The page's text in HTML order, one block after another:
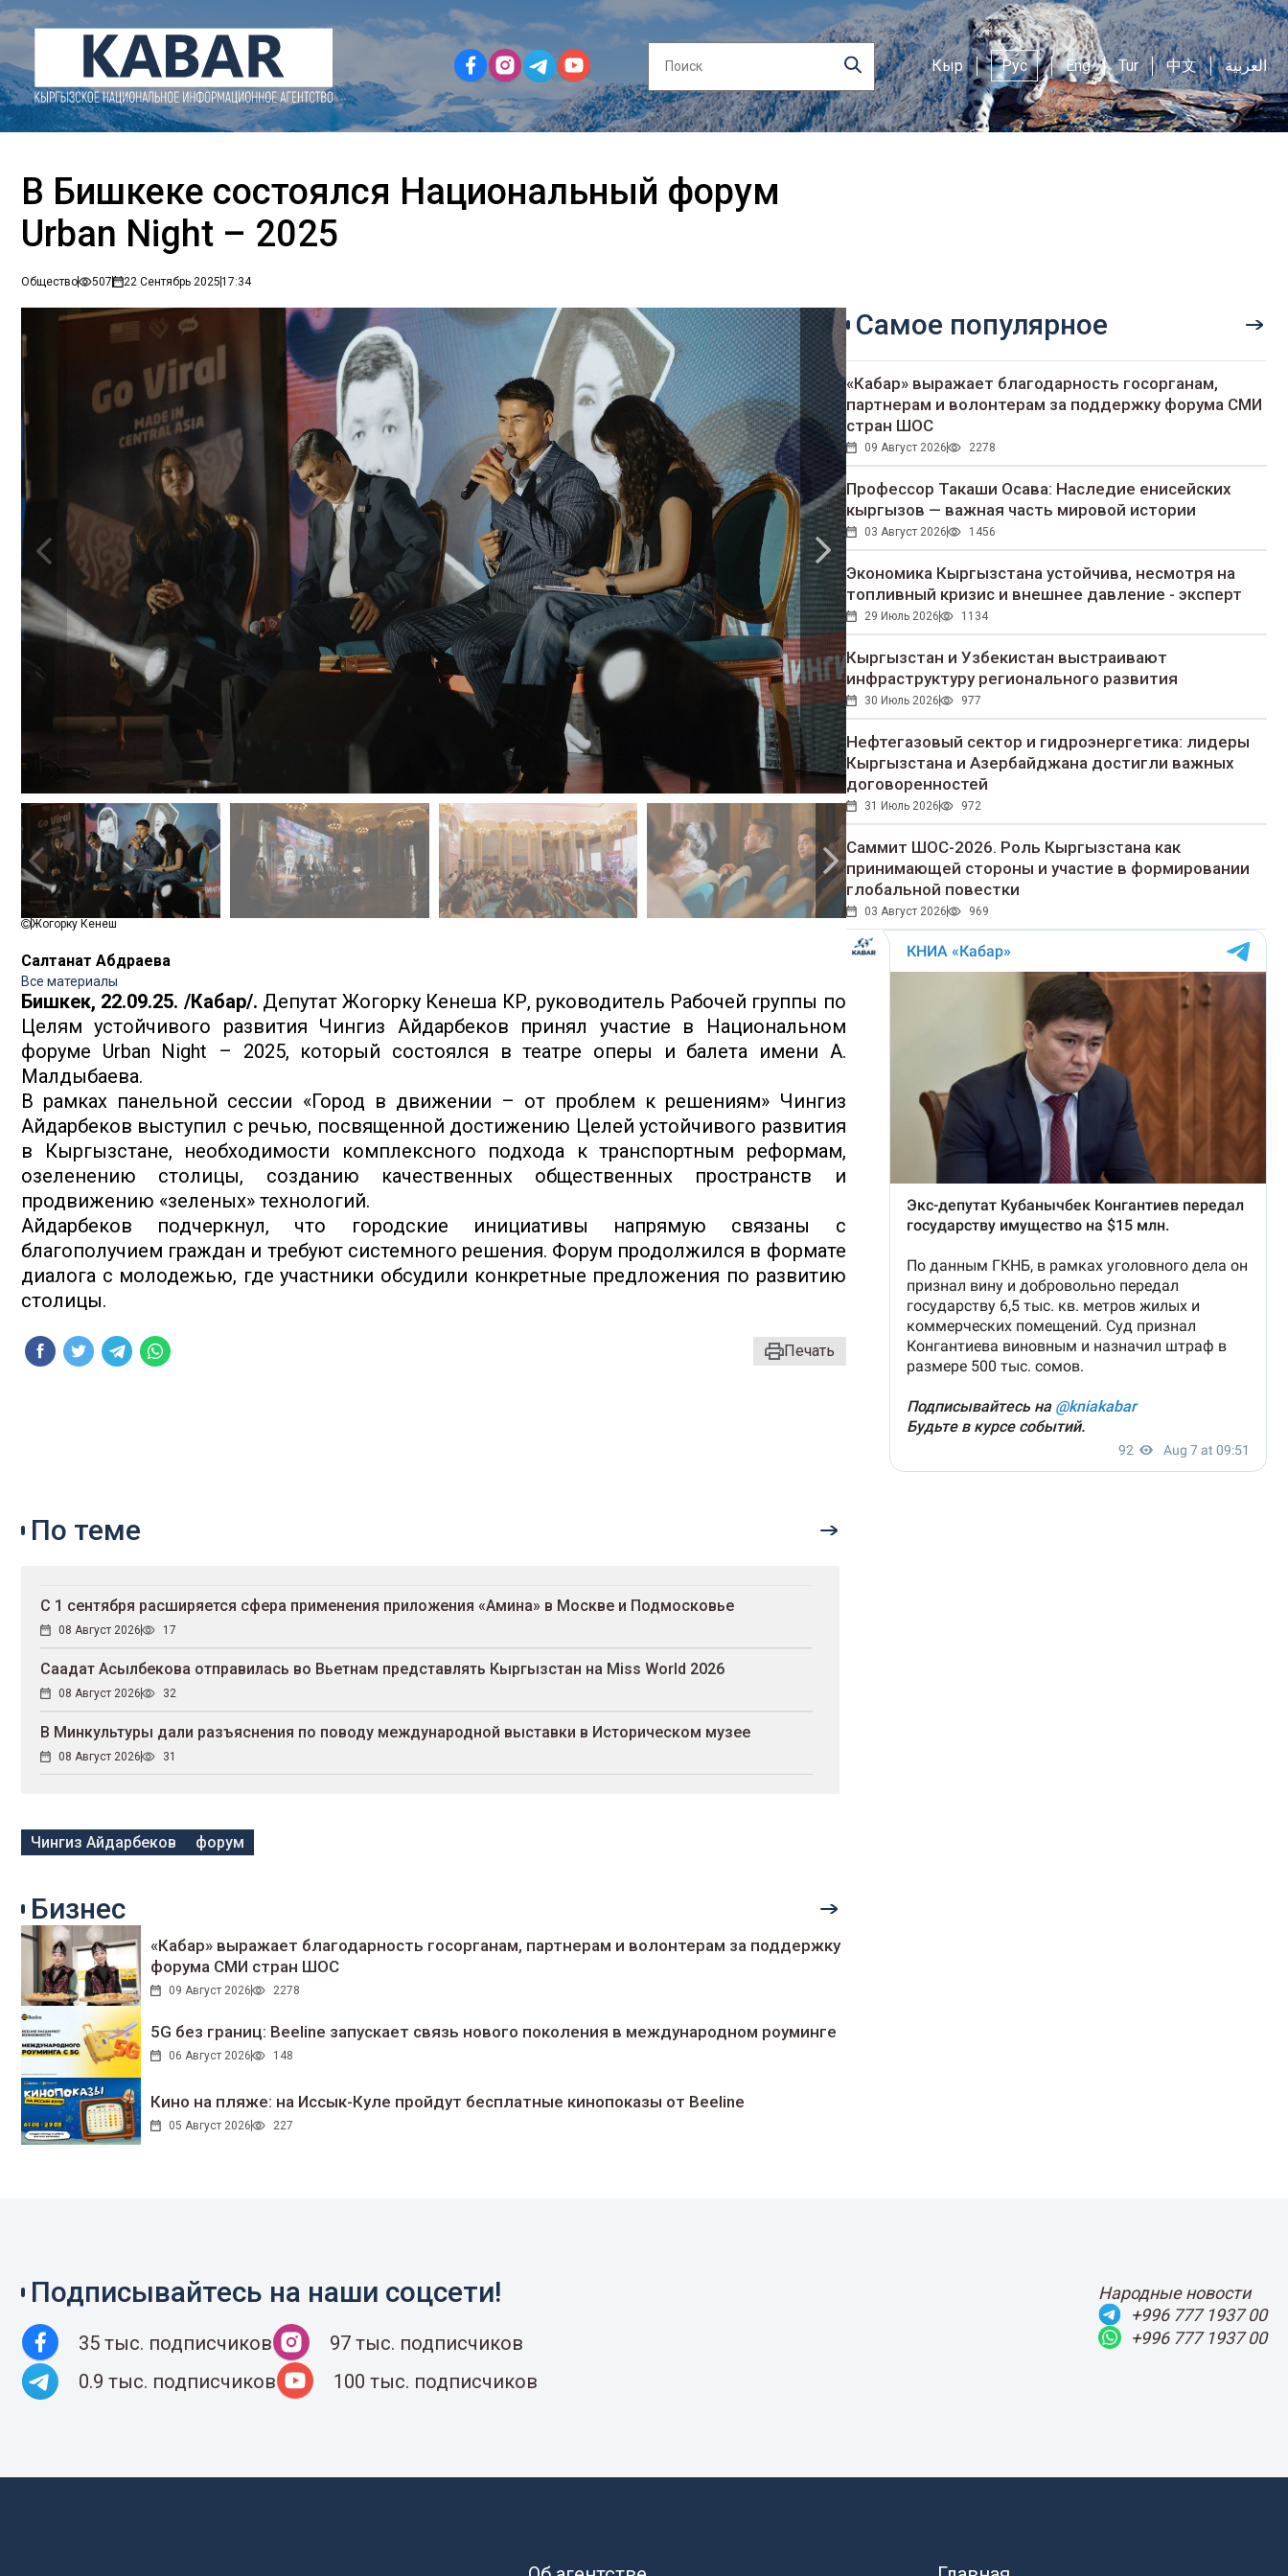
Кыр Рус Eng Tur 中文 العربية
В Бишкеке состоялся Национальный форум
Urban Night – 2025
Общество 507 22 Сентябрь 202517:34
Жогорку Кенеш
Салтанат Абдраева
Все материалы
Бишкек, 22.09.25. /Кабар/. Депутат Жогорку Кенеша КР, руководитель Рабочей группы по
Целям устойчивого развития Чингиз Айдарбеков принял участие в Национальном
форуме Urban Night – 2025, который состоялся в театре оперы и балета имени А.
Малдыбаева.
В рамках панельной сессии «Город в движении – от проблем к решениям» Чингиз
Айдарбеков выступил с речью, посвященной достижению Целей устойчивого развития
в Кыргызстане, необходимости комплексного подхода к транспортным реформам,
озеленению столицы, созданию качественных общественных пространств и
продвижению «зеленых» технологий.
Айдарбеков подчеркнул, что городские инициативы напрямую связаны с
благополучием граждан и требуют системного решения. Форум продолжился в формате
диалога с молодежью, где участники обсудили конкретные предложения по развитию
столицы.
Печать
Самое популярное
«Кабар» выражает благодарность госорганам,
партнерам и волонтерам за поддержку форума СМИ
стран ШОС
09 Август 2026 2278
Профессор Такаши Осава: Наследие енисейских
кыргызов — важная часть мировой истории
03 Август 2026 1456
Экономика Кыргызстана устойчива, несмотря на
топливный кризис и внешнее давление - эксперт
29 Июль 2026 1134
Кыргызстан и Узбекистан выстраивают
инфраструктуру регионального развития
30 Июль 2026 977
Нефтегазовый сектор и гидроэнергетика: лидеры
Кыргызстана и Азербайджана достигли важных
договоренностей
31 Июль 2026 972
Саммит ШОС-2026. Роль Кыргызстана как
принимающей стороны и участие в формировании
глобальной повестки
03 Август 2026 969
По теме
С 1 сентября расширяется сфера применения приложения «Амина» в Москве и Подмосковье
08 Август 2026 17
Саадат Асылбекова отправилась во Вьетнам представлять Кыргызстан на Miss World 2026
08 Август 2026 32
В Минкультуры дали разъяснения по поводу международной выставки в Историческом музее
08 Август 2026 31
Чингиз Айдарбеков форум
Бизнес
«Кабар» выражает благодарность госорганам, партнерам и волонтерам за поддержку
форума СМИ стран ШОС
09 Август 2026 2278
5G без границ: Beeline запускает связь нового поколения в международном роуминге
06 Август 2026 148
Кино на пляже: на Иссык-Куле пройдут беcплатные кинопоказы от Beeline
05 Август 2026 227
Подписывайтесь на наши соцсети!
35 тыс. подписчиков
97 тыс. подписчиков
0.9 тыс. подписчиков
100 тыс. подписчиков
Народные новости
+996 777 1937 00
+996 777 1937 00